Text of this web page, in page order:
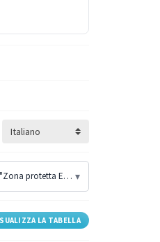
protetta ESD"▾
LA TABELLA